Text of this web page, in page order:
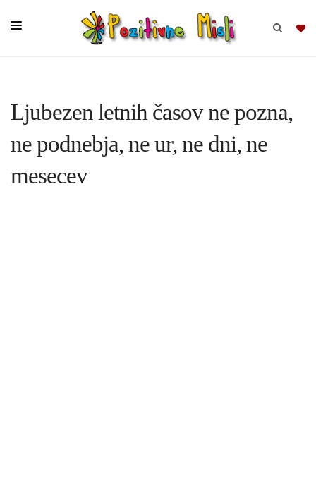
SKUPINE
MISLI
KOMPLETI
Ljubezen letnih časov ne pozna,
ne podnebja, ne ur, ne dni, ne
mesecev